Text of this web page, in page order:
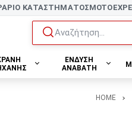
ΚΑΤΑΣΤΗΜΑΤΟΣ
Αναζήτηση...
ΕΝΔΥΣΗ
ΑΝΑΒΑΤΗ
HOME